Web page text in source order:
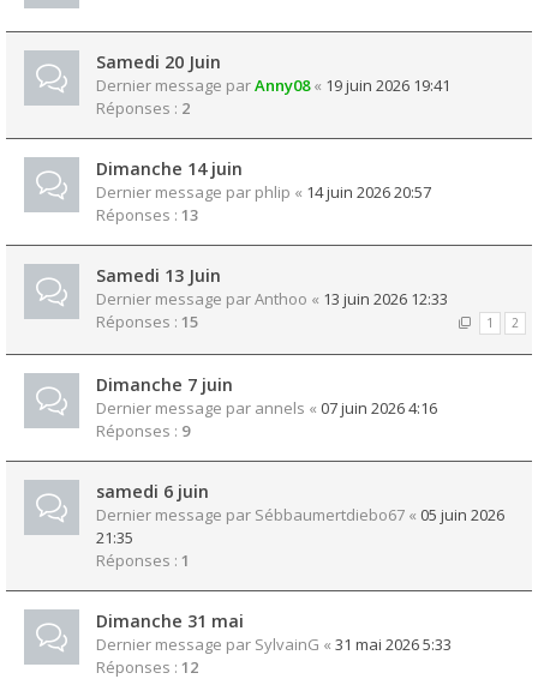
Samedi 20 Juin
Dernier message parAnny08« 19 juin 2026 19:41
Réponses : 2
Dimanche 14 juin
Dernier message par phlip « 14 juin 2026 20:57
Réponses : 13
Samedi 13 Juin
Dernier message parAnthoo « 13 juin 2026 12:33
Réponses : 15 1 2
Dimanche 7 juin
Dernier message par annels « 07 juin 2026 4:16
Réponses : 9
samedi 6 juin
Dernier message par Sébbaumertdiebo67 « 05 juin 2026
21:35
Réponses : 1
Dimanche 31 mai
Dernier message par SylvainG « 31 mai 2026 5:33
Réponses : 12